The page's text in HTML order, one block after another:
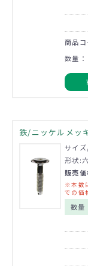
商品
数量：
鉄/ニッケルメッ
サイ
形状:
販売
※本数
での価
数量